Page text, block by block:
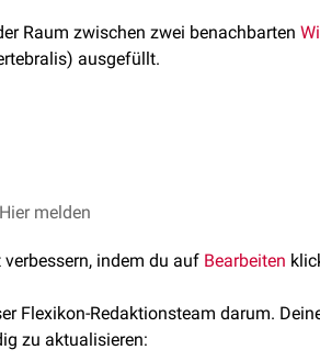
Raum zwischen zwei benachbarten
ausgefüllt.
zwischen zwei hell abgebildeten
auf den Zustand der
Hier melden
indem du auf Bearbeiten
Flexikon-Redaktionsteam darum.
zu aktualisieren: